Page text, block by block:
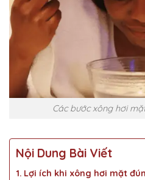
Các bước xông hơi
Nội Dung Bài Viết
Lợi ích khi xông hơi mặt